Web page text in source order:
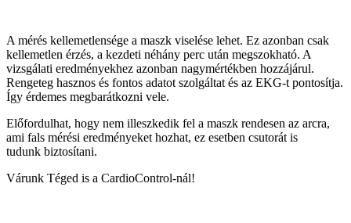
A mérés kellemetlensége a maszk viselése lehet. Ez azonban csak
kellemetlen érzés, a kezdeti néhány perc után megszokható. A
vizsgálati eredményekhez azonban nagymértékben hozzájárul.
Rengeteg hasznos és fontos adatot szolgáltat és az EKG-t pontosítja.
Így érdemes megbarátkozni vele.
Előfordulhat, hogy nem illeszkedik fel a maszk rendesen az arcra,
ami fals mérési eredményeket hozhat, ez esetben csutorát is
tudunk biztosítani.
Várunk Téged is a CardioControl-nál!